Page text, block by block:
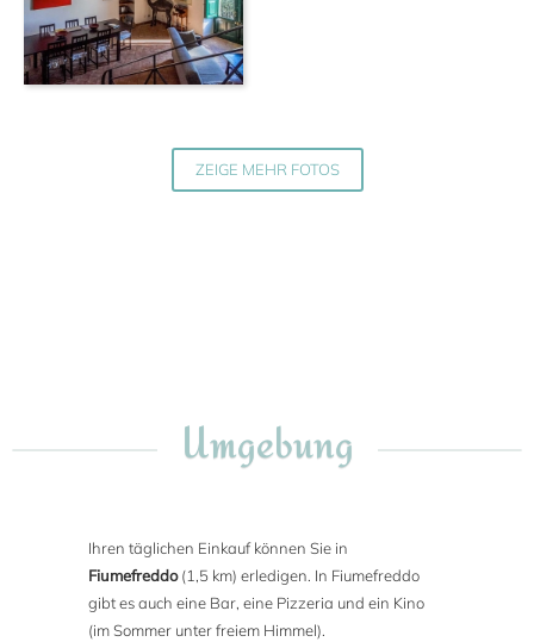
ZEIGE MEHR FOTOS
Umgebung
Ihren täglichen Einkauf können Sie in
Fiumefreddo(1,5 km) erledigen. In Fiumefreddo
gibt es auch eine Bar, eine Pizzeria und ein Kino
(im Sommer unter freiem Himmel).